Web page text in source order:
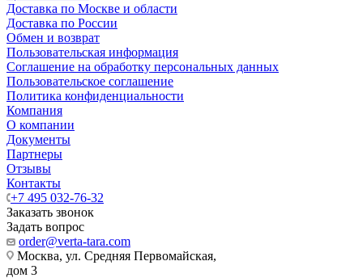
Доставка по Москве и области
Доставка по России
Обмен и возврат
Пользовательская информация
Соглашение на обработку персональных данных
Пользовательское соглашение
Политика конфиденциальности
Компания
О компании
Документы
Партнеры
Отзывы
Контакты
+7 495 032-76-32
Заказать звонок
Задать вопрос
order@verta-tara.com
Москва, ул. Средняя Первомайская,
дом 3